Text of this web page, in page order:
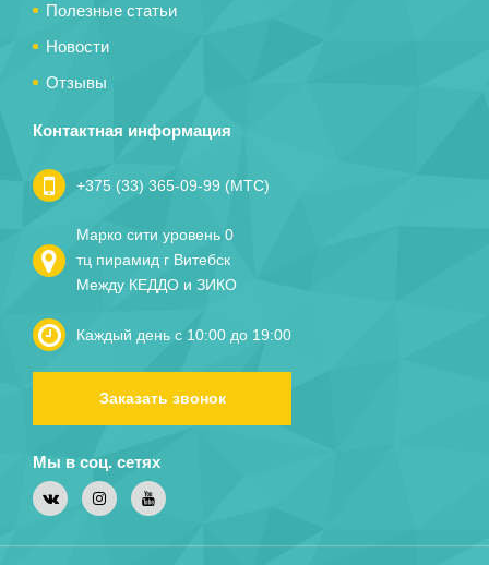
Полезные статьи
Новости
Отзывы
Контактная информация
+375 (33) 365-09-99 (МТС)
Марко сити уровень 0
тц пирамид г Витебск
Между КЕДДО и ЗИКО
Каждый день с 10:00 до 19:00
Заказать звонок
Мы в соц. сетях